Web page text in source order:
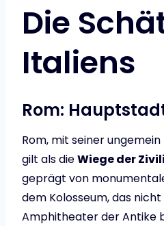
Die
Italiens
Rom:
Rom, mit seiner
gilt als dieWiege der
geprägt von
dem Kolosseum, das
Amphitheater der Antike